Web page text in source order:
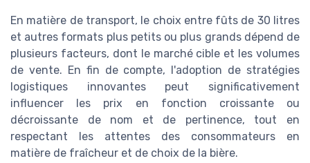
En matière de transport, le choix entre fûts de 30 litres
et autres formats plus petits ou plus grands dépend de
plusieurs facteurs, dont le marché cible et les volumes
de vente. En fin de compte, l'adoption de stratégies
logistiques innovantes peut significativement
influencer les prix en fonction croissante ou
décroissante de nom et de pertinence, tout en
respectant les attentes des consommateurs en
matière de fraîcheur et de choix de la bière.